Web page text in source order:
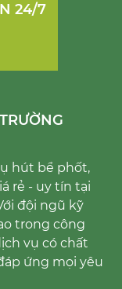
24/7
hút bể phốt,
rẻ - uy tín tại
đội ngũ kỹ
trong công
vụ có chất
ứng mọi yêu